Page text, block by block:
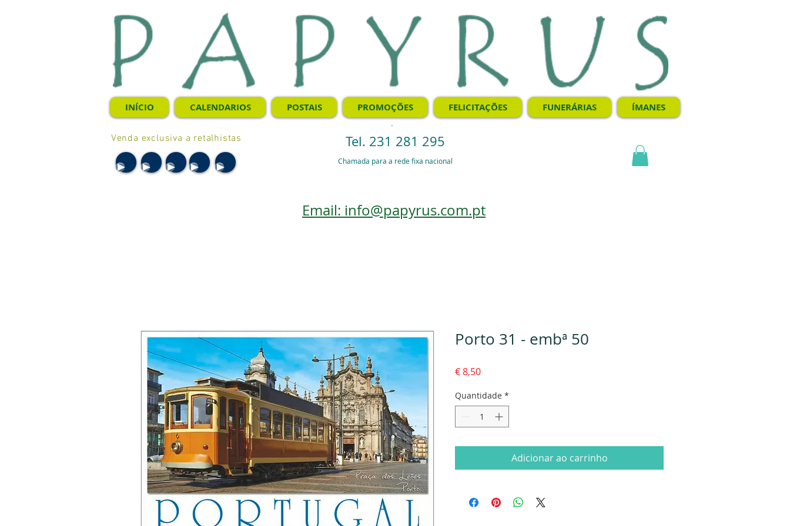
INÍCIO CALENDARIOS POSTAIS PROMOÇÕES FELICITAÇÕES FUNERÁRIAS ÍMANES
.
Venda exclusiva a retalhistas Tel. 231 281 295
Chamada para a rede fixa nacional
Email: info@papyrus.com.pt
Porto 31 - embª 50
€ 8,50Preço
Quantidade *
Adicionar ao carrinho